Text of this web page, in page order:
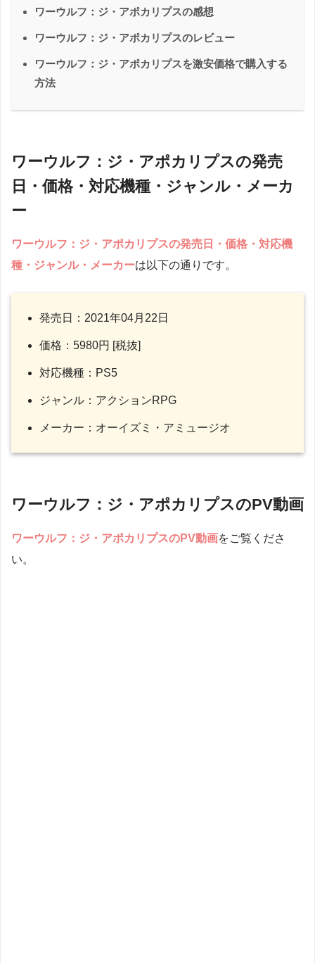
ワーウルフ：ジ・アポカリプスの感想
ワーウルフ：ジ・アポカリプスのレビュー
ワーウルフ：ジ・アポカリプスを激安価格で購入する
方法
ワーウルフ：ジ・アポカリプスの発売
日・価格・対応機種・ジャンル・メーカ
ー
ワーウルフ：ジ・アポカリプスの発売日・価格・対応機
種・ジャンル・メーカーは以下の通りです。
発売日：2021年04月22日
価格：5980円 [税抜]
対応機種：PS5
ジャンル：アクションRPG
メーカー：オーイズミ・アミュージオ
ワーウルフ：ジ・アポカリプスのPV動画
ワーウルフ：ジ・アポカリプスのPV動画をご覧くださ
い。